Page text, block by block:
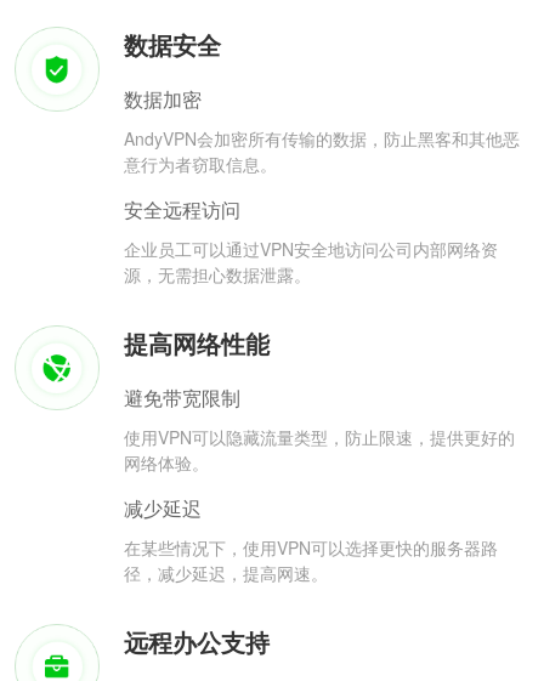
数据安全
数据加密
AndyVPN会加密所有传输的数据，防止黑客和其他恶
意行为者窃取信息。
安全远程访问
企业员工可以通过VPN安全地访问公司内部网络资
源，无需担心数据泄露。
提高网络性能
避免带宽限制
使用VPN可以隐藏流量类型，防止限速，提供更好的
网络体验。
减少延迟
在某些情况下，使用VPN可以选择更快的服务器路
径，减少延迟，提高网速。
远程办公支持